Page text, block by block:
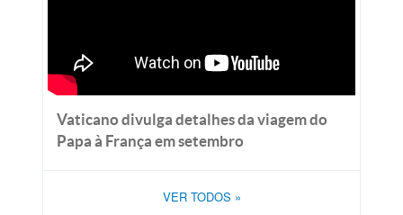
Vaticano divulga detalhes da viagem do
Papa à França em setembro
VER TODOS »